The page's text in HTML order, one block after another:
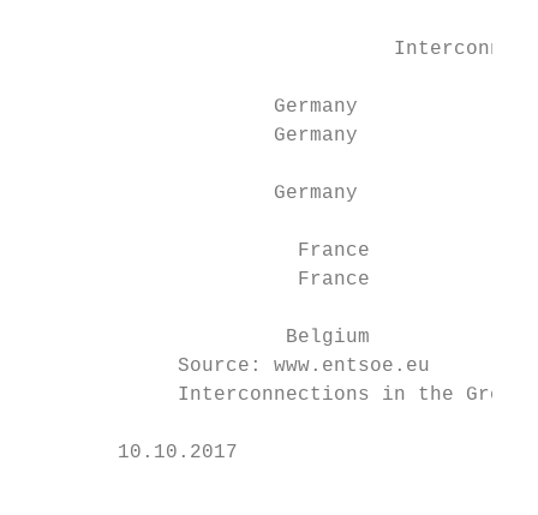
Germany
Germany
Germany
France
France
Belgium
Source: www.entsoe.eu
Interconnections in the
10.10.2017